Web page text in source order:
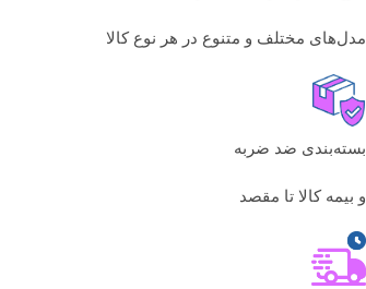
مدل‌های مختلف و متنوع در هر نوع کالا
بسته‌بندی ضد ضربه
و بیمه کالا تا مقصد